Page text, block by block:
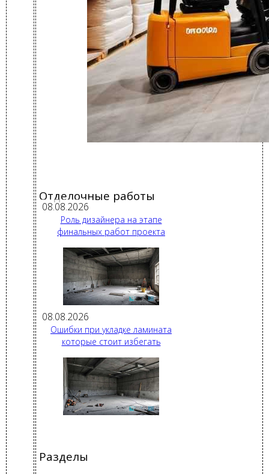
Отделочные работы
08.08.2026
Роль дизайнера на этапе
финальных работ проекта
08.08.2026
Ошибки при укладке ламината
которые стоит избегать
Разделы